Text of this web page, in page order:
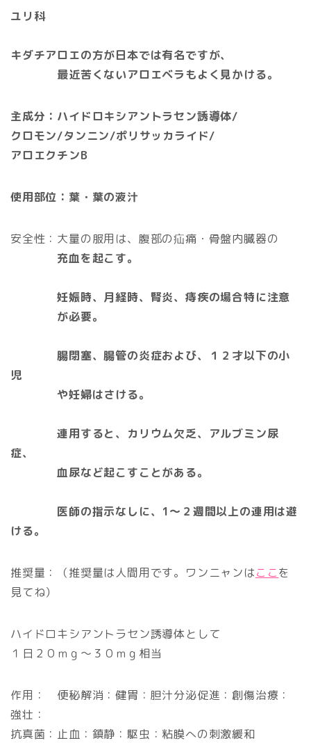
ユリ科
キダチアロエの方が日本では有名ですが、
最近苦くないアロエベラもよく見かける。
主成分：ハイドロキシアントラセン誘導体/
クロモン/タンニン/ポリサッカライド/
アロエクチンB
使用部位：葉・葉の液汁
安全性：大量の服用は、腹部の疝痛・骨盤内臓器の
充血を起こす。
妊娠時、月経時、腎炎、痔疾の場合特に注意
が必要。
腸閉塞、腸管の炎症および、１２才以下の小
児
や妊婦はさける。
連用すると、カリウム欠乏、アルブミン尿
症、
血尿など起こすことがある。
医師の指示なしに、1～２週間以上の連用は避
ける。
推奨量：（推奨量は人間用です。ワンニャンはここを
見てね）
ハイドロキシアントラセン誘導体として
１日２０ｍｇ～３０ｍｇ相当
作用： 便秘解消：健胃：胆汁分泌促進：創傷治療：
強壮：
抗真菌：止血：鎮静：駆虫：粘膜への刺激緩和